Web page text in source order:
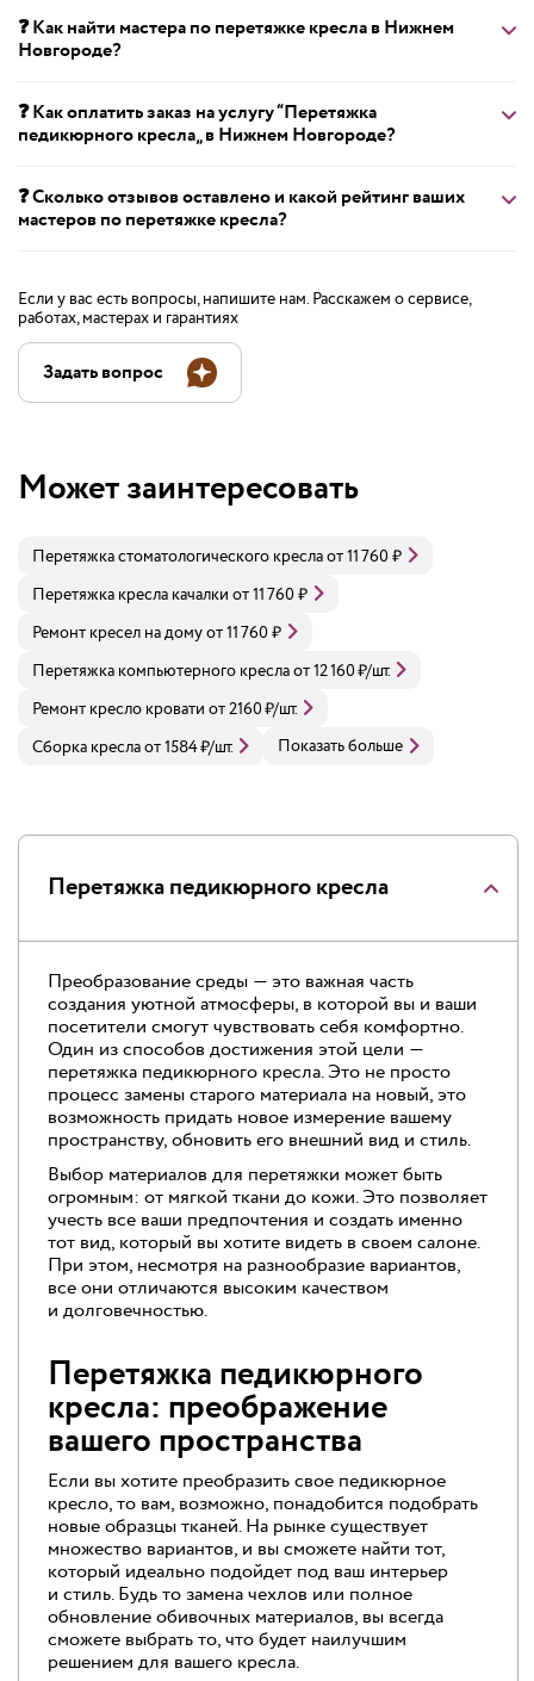
❓ Как найти мастера по перетяжке кресла в Нижнем
Новгороде?
❓ Как оплатить заказ на услугу “Перетяжка
педикюрного кресла„ в Нижнем Новгороде?
❓ Сколько отзывов оставлено и какой рейтинг ваших
мастеров по перетяжке кресла?
Если у вас есть вопросы, напишите нам. Расскажем о сервисе,
работах, мастерах и гарантиях
Задать вопрос
Может заинтересовать
Перетяжка стоматологического креслаот11 760₽
Перетяжка кресла качалки от11 760₽
Ремонт кресел на домуот11 760₽
Перетяжка компьютерного креслаот12 160₽/шт.
Ремонт кресло кровати от2160₽/шт.
Сборка креслаот1584₽/шт. Показать больше
Перетяжка педикюрного кресла
Преобразование среды — это важная часть
создания уютной атмосферы, в которой вы и ваши
посетители смогут чувствовать себя комфортно.
Один из способов достижения этой цели —
перетяжка педикюрного кресла. Это не просто
процесс замены старого материала на новый, это
возможность придать новое измерение вашему
пространству, обновить его внешний вид и стиль.
Выбор материалов для перетяжки может быть
огромным: от мягкой ткани до кожи. Это позволяет
учесть все ваши предпочтения и создать именно
тот вид, который вы хотите видеть в своем салоне.
При этом, несмотря на разнообразие вариантов,
все они отличаются высоким качеством
и долговечностью.
Перетяжка педикюрного
кресла: преображение
вашего пространства
Если вы хотите преобразить свое педикюрное
кресло, то вам, возможно, понадобится подобрать
новые образцы тканей. На рынке существует
множество вариантов, и вы сможете найти тот,
который идеально подойдет под ваш интерьер
и стиль. Будь то замена чехлов или полное
обновление обивочных материалов, вы всегда
сможете выбрать то, что будет наилучшим
решением для вашего кресла.